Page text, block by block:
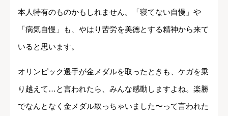
本人特有のものかもしれません。「寝てない自慢」や
「病気自慢」も、やはり苦労を美徳とする精神から来て
いると思います。
オリンピック選手が金メダルを取ったときも、ケガを乗
り越えて…と言われたら、みんな感動しますよね。楽勝
でなんとなく金メダル取っちゃいました〜って言われた